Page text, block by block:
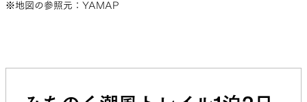
※地図の参照元：YAMAP